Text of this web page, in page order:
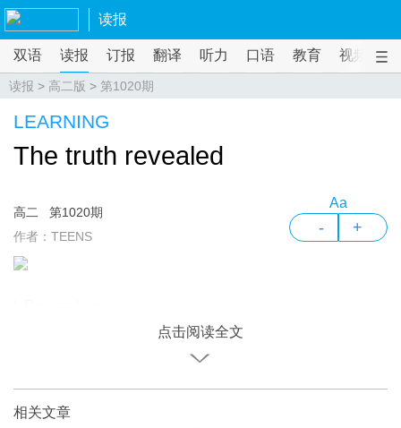
读报
双语 读报 订报 翻译 听力 口语 教育 视频
读报 > 高二版 > 第1020期
LEARNING
The truth revealed
高二
第1020期
作者：TEENS
Aa
- +
点击阅读全文
相关文章